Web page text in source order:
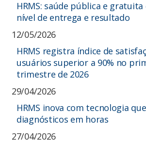
HRMS: saúde pública e
nível de entrega e resultado
12/05/2026
HRMS registra índice de
usuários superior a 90% no
trimestre de 2026
29/04/2026
HRMS inova com tecnologia
diagnósticos em horas
27/04/2026